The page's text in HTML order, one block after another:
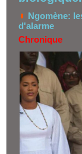
Ngomène:
d'alarme
Chronique